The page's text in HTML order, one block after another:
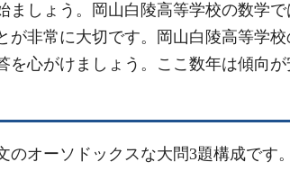
ましょう。岡山白陵高等学校の数学
が非常に大切です。岡山白陵高等学
を心がけましょう。ここ数年は傾向
のオーソドックスな大問3題構成で